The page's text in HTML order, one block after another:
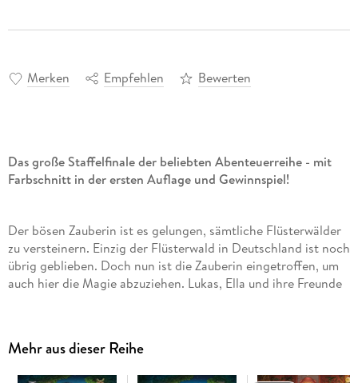
Merken Empfehlen Bewerten
Das große Staffelfinale der beliebten Abenteuerreihe - mit
Farbschnitt in der ersten Auflage und Gewinnspiel!
Der bösen Zauberin ist es gelungen, sämtliche Flüsterwälder
zu versteinern. Einzig der Flüsterwald in Deutschland ist noch
übrig geblieben. Doch nun ist die Zauberin eingetroffen, um
auch hier die Magie abzuziehen. Lukas, Ella und ihre Freunde
retten?
Mehr aus dieser Reihe